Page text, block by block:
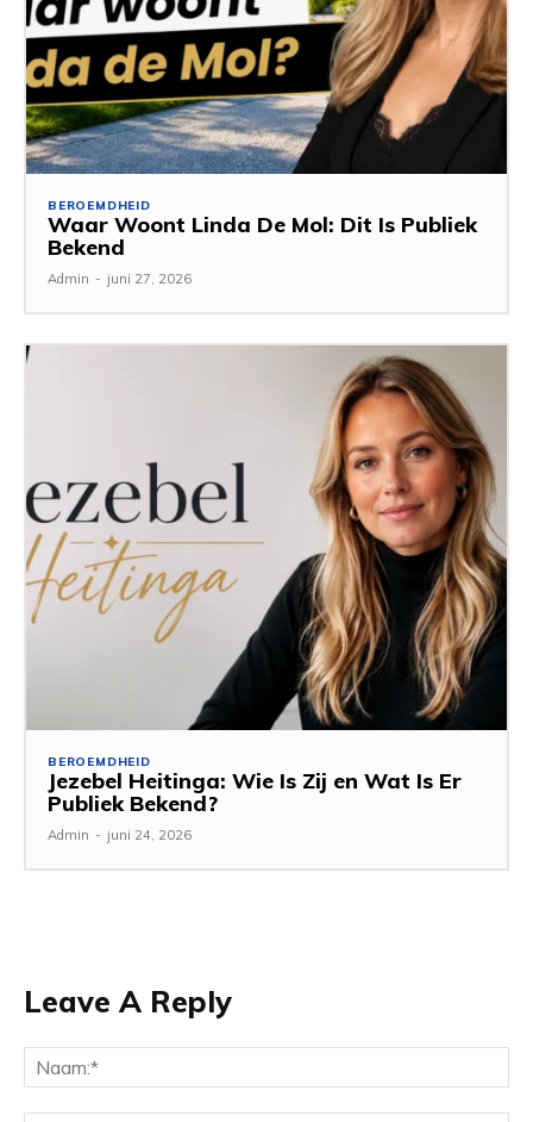
BEROEMDHEID
Waar Woont Linda De Mol: Dit Is Publiek
Bekend
Admin - juni 27, 2026
BEROEMDHEID
Jezebel Heitinga: Wie Is Zij en Wat Is Er
Publiek Bekend?
Admin - juni 24, 2026
Leave A Reply